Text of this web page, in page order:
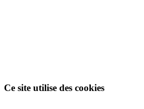
Ce site utilise des cookies